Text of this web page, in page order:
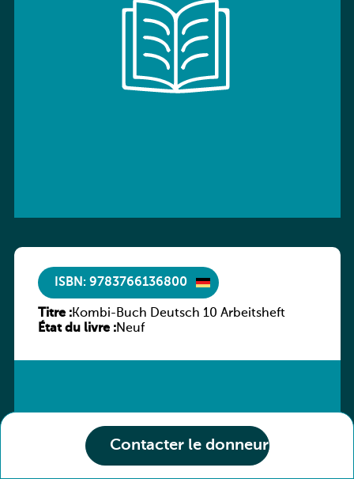
Contacter le donneur
ISBN: 9783766136800
Titre :Kombi-Buch Deutsch 10 Arbeitsheft
État du livre :Neuf